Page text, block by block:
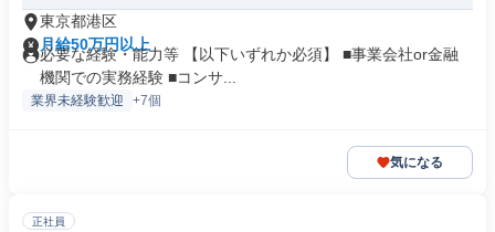
東京都港区
月給50万円以上
必要な経験・能力等 【以下いずれか必須】 ■事業会社or金融
機関での実務経験 ■コンサ...
業界未経験歓迎 +7個
気になる
正社員